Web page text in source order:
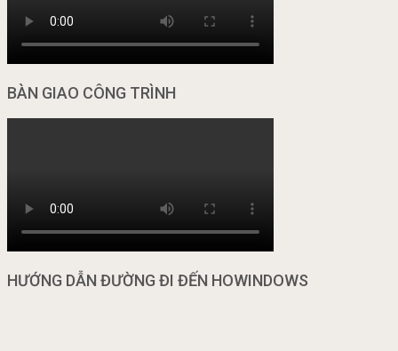
BÀN GIAO CÔNG TRÌNH
HƯỚNG DẪN ĐƯỜNG ĐI ĐẾN HOWINDOWS